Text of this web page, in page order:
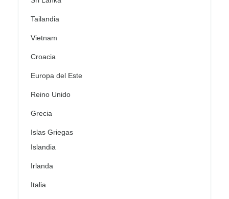
Tailandia
Vietnam
Croacia
Europa del Este
Reino Unido
Grecia
Islas Griegas
Islandia
Irlanda
Italia